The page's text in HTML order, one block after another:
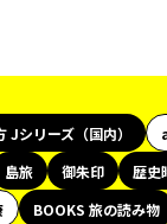
Jシリーズ（国内）
島旅 御朱印 歴史
BOOKS 旅の読み物